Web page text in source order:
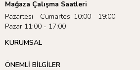
Mağaza Çalışma Saatleri
Pazartesi - Cumartesi 10:00 - 19:00
Pazar 11:00 - 17:00
KURUMSAL
ÖNEMLİ BİLGİLER